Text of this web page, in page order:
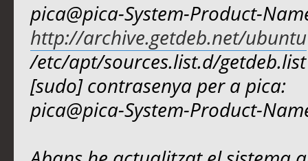
pica@pica-System-Product-
http://archive.getdeb.net/ubuntu
/etc/apt/sources.list.d/
[sudo] contrasenya per a pica:
pica@pica-System-Product-